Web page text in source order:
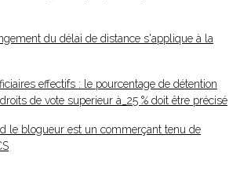
du délai de distance s'applique à la
effectifs : le pourcentage de détention
de vote superieur à_25 % doit être précisé
le blogueur est un commerçant tenu de